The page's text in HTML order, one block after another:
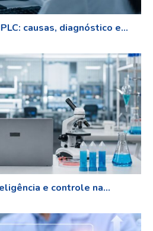
causas, diagnóstico e...
e controle na...